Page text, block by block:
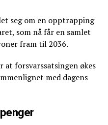
seg om en opptrapping
som nå får en samlet
fram til 2036.
forsvarssatsingen økes
med dagens